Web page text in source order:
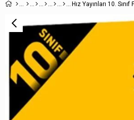
Hız Yayınları 10.